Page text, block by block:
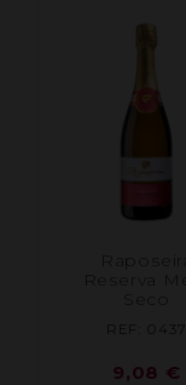
Raposeira
REF: 0437
9,08 €